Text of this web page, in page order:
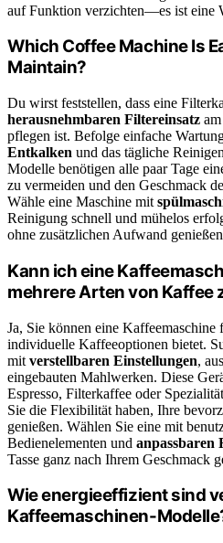
auf Funktion verzichten—es ist eine
Which Coffee Machine Is
Maintain?
Du wirst feststellen, dass eine
herausnehmbaren Filtereinsatz
pflegen ist. Befolge einfache
Entkalken und das tägliche
Modelle benötigen alle paar Tage
zu vermeiden und den Geschmack
Wähle eine Maschine mit
Reinigung schnell und mühelos
ohne zusätzlichen Aufwand
Kann ich eine
mehrere Arten von Kaffee
Ja, Sie können eine Kaffeemaschine
individuelle Kaffeeoptionen bietet.
mit verstellbaren Einstellungen,
eingebauten Mahlwerken. Diese
Espresso, Filterkaffee oder
Sie die Flexibilität haben, Ihre
genießen. Wählen Sie eine mit
Bedienelementen und anpassbaren
Tasse ganz nach Ihrem Geschmack
Wie energieeffizient sind
Kaffeemaschinen-